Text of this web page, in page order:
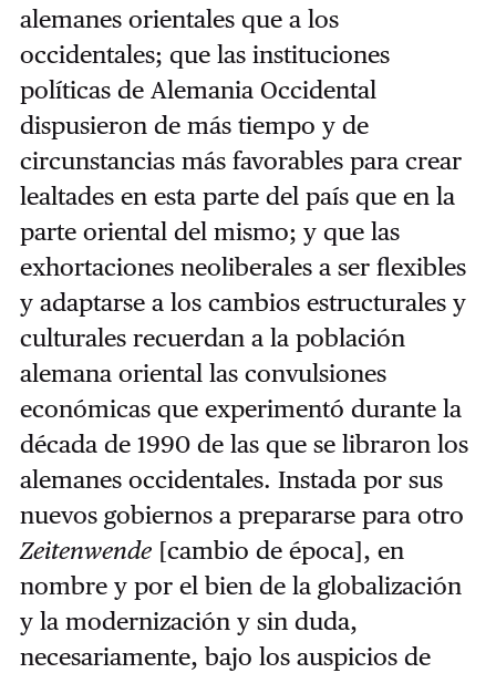
alemanes orientales que a los
occidentales; que las instituciones
políticas de Alemania Occidental
dispusieron de más tiempo y de
circunstancias más favorables para crear
lealtades en esta parte del país que en la
parte oriental del mismo; y que las
exhortaciones neoliberales a ser flexibles
y adaptarse a los cambios estructurales y
culturales recuerdan a la población
alemana oriental las convulsiones
económicas que experimentó durante la
década de 1990 de las que se libraron los
alemanes occidentales. Instada por sus
nuevos gobiernos a prepararse para otro
Zeitenwende[cambio de época], en
nombre y por el bien de la globalización
y la modernización y sin duda,
necesariamente, bajo los auspicios de